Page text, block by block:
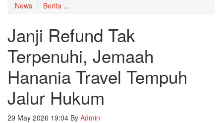
News Berita
Janji Refund Tak
Terpenuhi, Jemaah
Hanania Travel Tempuh
Jalur Hukum
29 May 2026 19:04 By Admin